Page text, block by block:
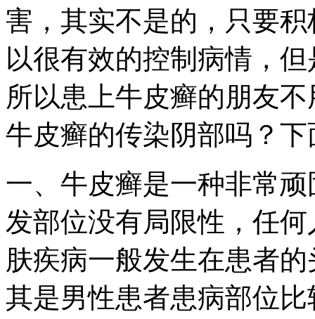
害，其实不是的，只要
以很有效的控制病情，
所以患上牛皮癣的朋友
牛皮癣的传染阴部吗？
一、牛皮癣是一种非常
发部位没有局限性，任
肤疾病一般发生在患者
其是男性患者患病部位